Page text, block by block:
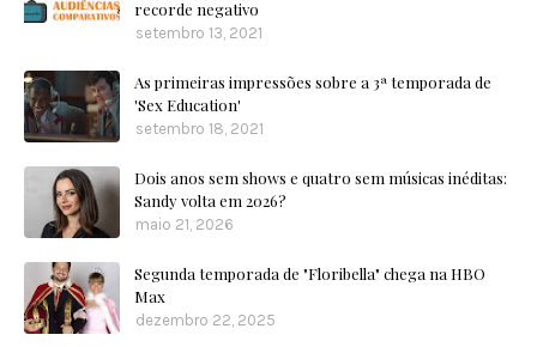
recorde negativo
setembro 13, 2021
As primeiras impressões sobre a 3ª temporada de
'Sex Education'
setembro 18, 2021
Dois anos sem shows e quatro sem músicas inéditas:
Sandy volta em 2026?
maio 21, 2026
Segunda temporada de "Floribella" chega na HBO
Max
dezembro 22, 2025